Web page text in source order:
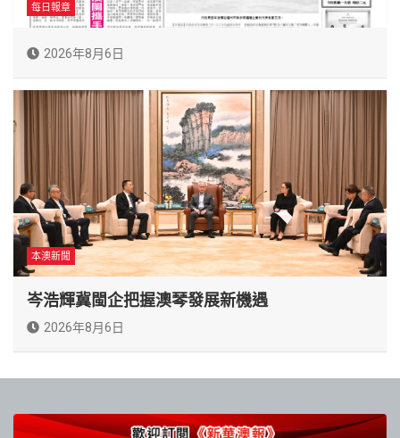
每日報章
2026年8月6日
本澳新聞
岑浩輝冀閩企把握澳琴發展新機遇
2026年8月6日